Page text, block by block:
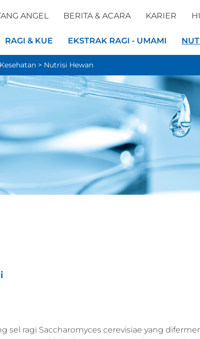
ANGEL BERITA & ACARA KARIER
RAGI & KUE EKSTRAK RAGI - UMAMI
> Nutrisi Hewan
sel ragi Saccharomyces cerevisiae yang